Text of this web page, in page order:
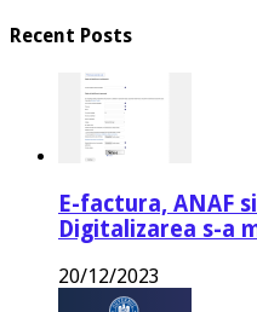
Recent Posts
E-factura, ANAF
Digitalizarea s-a
20/12/2023